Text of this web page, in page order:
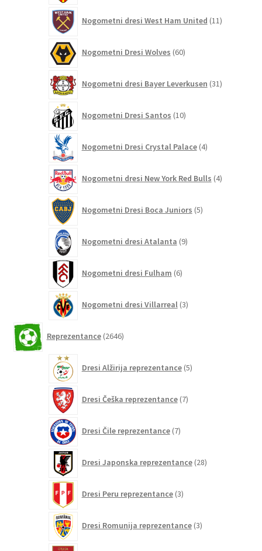
Nogometni dresi West Ham United 11izdelkov
Nogometni Dresi Wolves 60izdelkov
Nogometni dresi Bayer Leverkusen 31izdelkov
Nogometni Dresi Santos 10izdelkov
Nogometni Dresi Crystal Palace 4izdelki
Nogometni dresi New York Red Bulls 4izdelki
Nogometni Dresi Boca Juniors 5izdelkov
Nogometni dresi Atalanta 9izdelkov
Nogometni dresi Fulham 6izdelkov
Nogometni dresi Villarreal 3izdelki
Reprezentance 2646izdelkov
Dresi Alžirija reprezentance 5izdelkov
Dresi Češka reprezentance 7izdelkov
Dresi Čile reprezentance 7izdelkov
Dresi Japonska reprezentance 28izdelkov
Dresi Peru reprezentance 3izdelki
Dresi Romunija reprezentance 3izdelki